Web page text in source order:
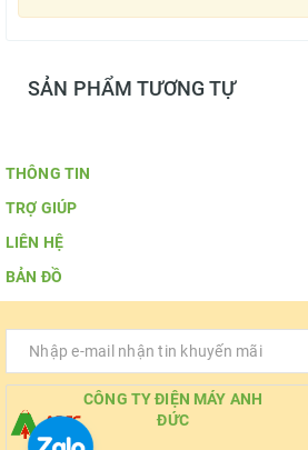
SẢN PHẨM TƯƠNG TỰ
THÔNG TIN
TRỢ GIÚP
LIÊN HỆ
BẢN ĐỒ
CÔNG TY ĐIỆN MÁY ANH
ĐỨC